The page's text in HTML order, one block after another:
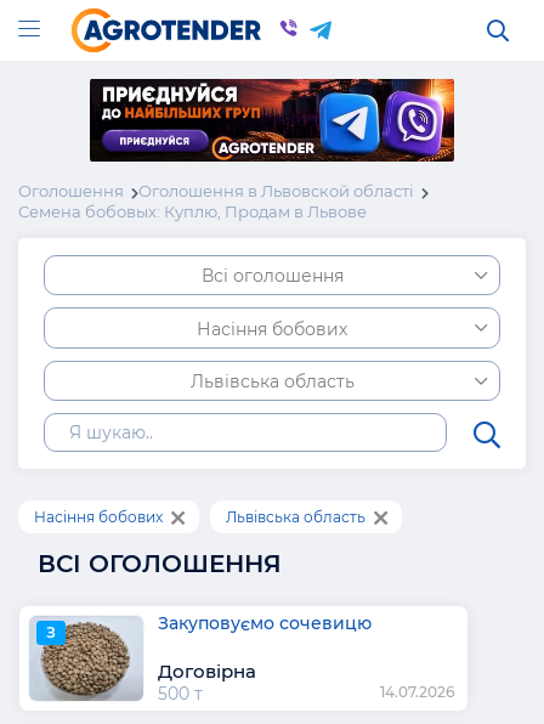
Оголошення
Оголошення в Львовской області
Семена бобовых: Куплю, Продам в Львове
Всі оголошення
Насіння бобових
Львівська область
Насіння бобових Львівська область
ВСІ ОГОЛОШЕННЯ
З Закуповуємо сочевицю
Договірна
500 т 14.07.2026